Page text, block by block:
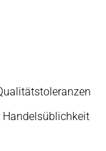
Handelsüblichkeit